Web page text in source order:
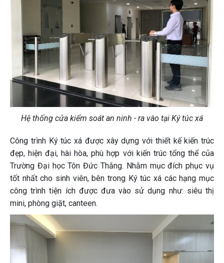
Hệ thống cửa kiểm soát an ninh - ra vào tại Ký túc xá
Công trình Ký túc xá được xây dựng với thiết kế kiến trúc
đẹp, hiện đại, hài hòa, phù hợp với kiến trúc tổng thể của
Trường Đại học Tôn Đức Thắng. Nhằm mục đích phục vụ
tốt nhất cho sinh viên, bên trong Ký túc xá các hạng mục
công trình tiện ích được đưa vào sử dụng như: siêu thị
mini, phòng giặt, canteen.